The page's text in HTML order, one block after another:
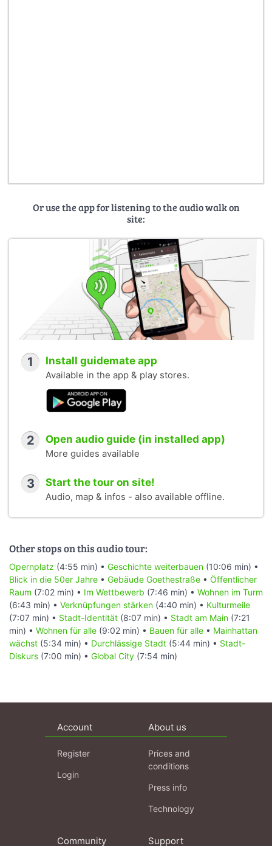
Or use the app for listening to the audio walk on
site:
1 Install guidemate app
Available in the app & play stores.
2 Open audio guide (in installed app)
More guides available
3 Start the tour on site!
Audio, map & infos - also available offline.
Other stops on this audio tour:
Opernplatz (4:55 min) • Geschichte weiterbauen (10:06 min) •
Blick in die 50er Jahre • Gebäude Goethestraße • Öffentlicher
Raum (7:02 min) • Im Wettbewerb (7:46 min) • Wohnen im Turm
(6:43 min) • Verknüpfungen stärken (4:40 min) • Kulturmeile
(7:07 min) • Stadt-Identität (8:07 min) • Stadt am Main (7:21
min) • Wohnen für alle (9:02 min) • Bauen für alle • Mainhattan
wächst (5:34 min) • Durchlässige Stadt (5:44 min) • Stadt-
Diskurs (7:00 min) • Global City (7:54 min)
Account
Register
Login
About us
Prices and
conditions
Press info
Technology
Community Support